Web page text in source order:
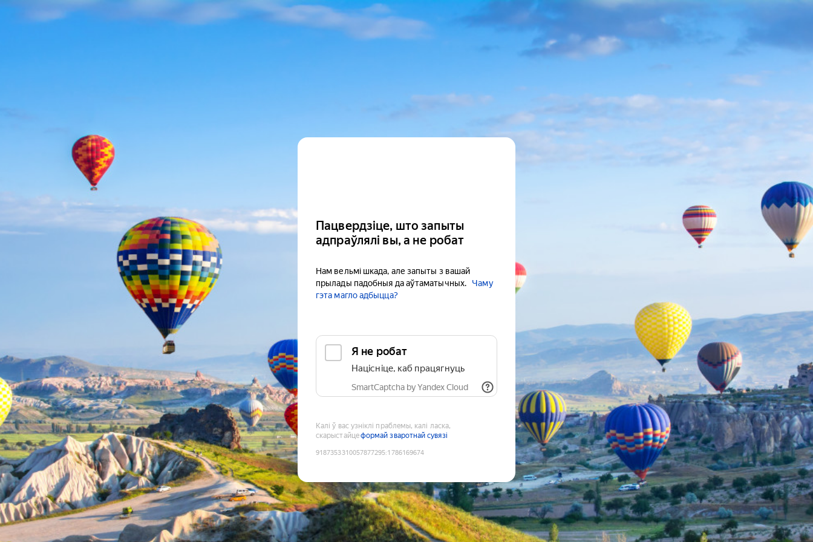
Пацвердзіце, што запыты
адпраўлялі вы, а не робат
Нам вельмі шкада, але запыты з вашай
прылады падобныя да аўтаматычных.
Чаму
гэта магло адбыцца?
Я не робат
Націсніце, каб працягнуць
SmartCaptcha by Yandex Cloud
Калі ў вас узніклі праблемы, калі ласка,
скарыстайцеформай зваротнай сувязі
9187353310057877295:1786169674